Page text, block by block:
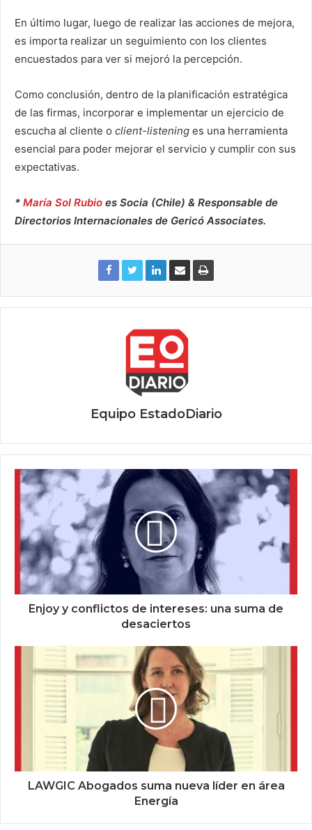
En último lugar, luego de realizar las acciones de mejora,
es importa realizar un seguimiento con los clientes
encuestados para ver si mejoró la percepción.
Como conclusión, dentro de la planificación estratégica
de las firmas, incorporar e implementar un ejercicio de
escucha al cliente o client-listening es una herramienta
esencial para poder mejorar el servicio y cumplir con sus
expectativas.
* María Sol Rubio es Socia (Chile) & Responsable de
Directorios Internacionales de Gericó Associates.
Equipo EstadoDiario
Enjoy y conflictos de intereses: una suma de
desaciertos
LAWGIC Abogados suma nueva líder en área
Energía